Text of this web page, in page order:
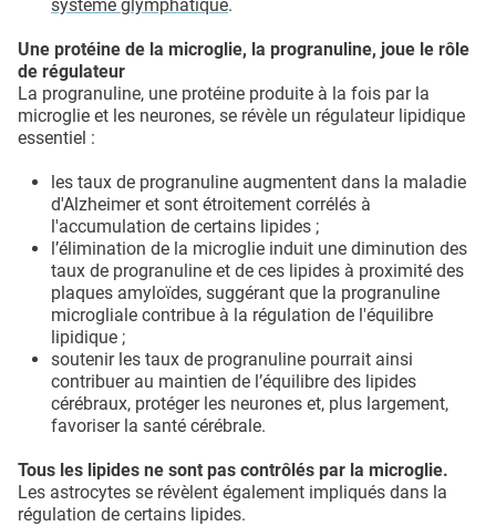
système glymphatique.
Une protéine de la microglie, la progranuline, joue le rôle
de régulateur
La progranuline, une protéine produite à la fois par la
microglie et les neurones, se révèle un régulateur lipidique
essentiel :
les taux de progranuline augmentent dans la maladie
d'Alzheimer et sont étroitement corrélés à
l'accumulation de certains lipides ;
l’élimination de la microglie induit une diminution des
taux de progranuline et de ces lipides à proximité des
plaques amyloïdes, suggérant que la progranuline
microgliale contribue à la régulation de l'équilibre
lipidique ;
soutenir les taux de progranuline pourrait ainsi
contribuer au maintien de l’équilibre des lipides
cérébraux, protéger les neurones et, plus largement,
favoriser la santé cérébrale.
Tous les lipides ne sont pas contrôlés par la microglie.
Les astrocytes se révèlent également impliqués dans la
régulation de certains lipides.